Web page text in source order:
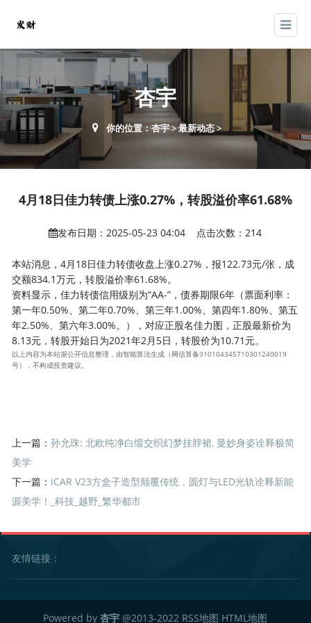
杏宇
你的位置：杏宇>最新动态>
4月18日佳力转债上涨0.27%，转股溢价率61.68%
发布日期：2025-05-23 04:04 点击次数：214
本站消息，4月18日佳力转债收盘上涨0.27%，报122.73元/张，成
交额834.1万元，转股溢价率61.68%。
资料显示，佳力转债信用级别为“AA-”，债券期限6年（票面利率：
第一年0.50%、第二年0.70%、第三年1.00%、第四年1.80%、第五
年2.50%、第六年3.00%。），对应正股名佳力图，正股最新价为
8.13元，转股开始日为2021年2月5日，转股价为10.71元。
以上内容为本站据公开信息整理，由智能算法生成（网信算备310104345710301240019
号），不构成投资建议。
上一篇：孙允珠: 北欧纯净白缎交织幻梦挂脖裙, 曼妙身姿诠释极简
美学
下一篇： iCAR V23方盒子造型颠覆传统，圆灯与LED光轨诠释新能
源美学！_科技_越野_繁华都市
友情链接：
Powered by杏宇 @2013-2022 RSS地图 HTML地图